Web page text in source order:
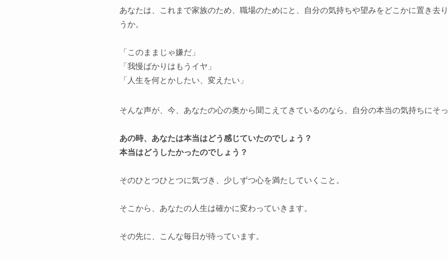
あなたは、これまで家族のため、職場のためにと、自分の気持ちや望みをどこかに置き去
うか。
「このままじゃ嫌だ」
「我慢ばかりはもうイヤ」
「人生を何とかしたい、変えたい」
そんな声が、今、あなたの心の奥から聞こえてきているのなら、自分の本当の気持ちにそ
あの時、あなたは本当はどう感じていたのでしょう？
本当はどうしたかったのでしょう？
そのひとつひとつに気づき、少しずつ心を満たしていくこと。
そこから、あなたの人生は確かに変わっていきます。
その先に、こんな毎日が待っています。